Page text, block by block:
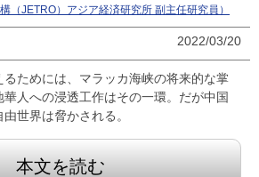
（JETRO）アジア経済研究所 副主任研究員）
2022/03/20
ためには、マラッカ海峡の将来的な掌
人への浸透工作はその一環。だが中国
世界は脅かされる。
本文を読む